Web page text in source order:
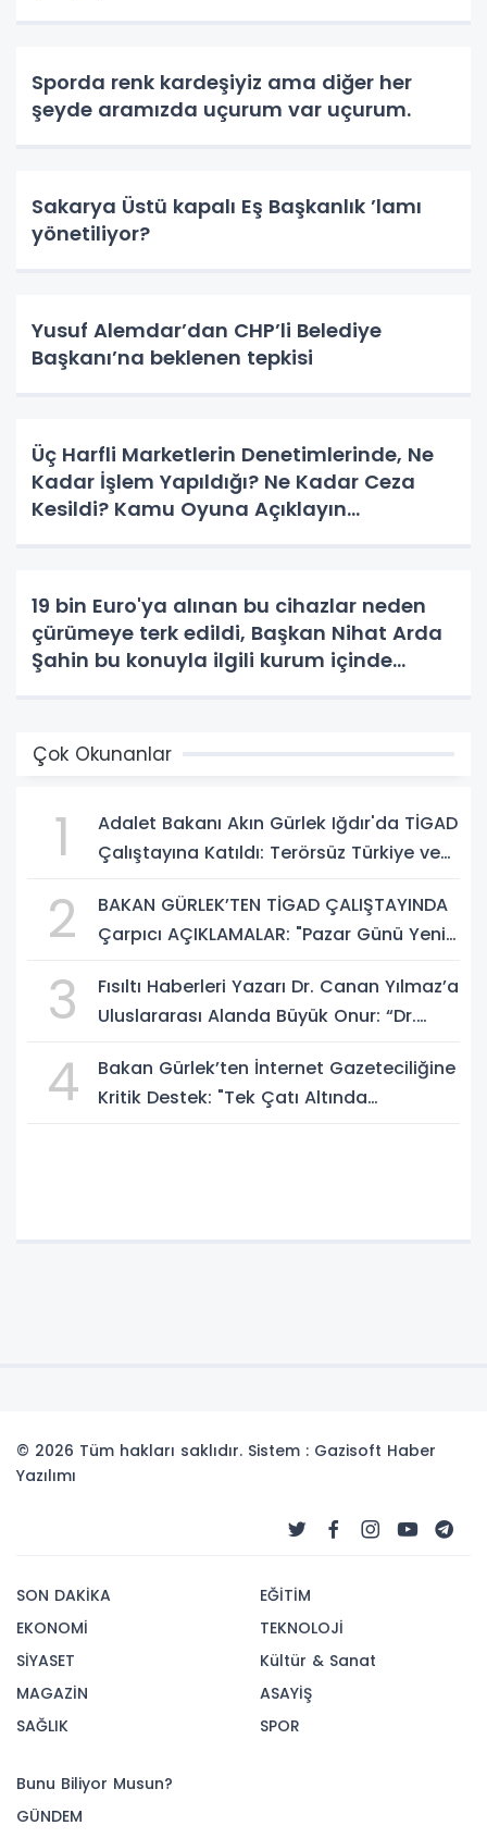
Sporda renk kardeşiyiz ama diğer her
şeyde aramızda uçurum var uçurum.
Sakarya Üstü kapalı Eş Başkanlık ’lamı
yönetiliyor?
Yusuf Alemdar’dan CHP’li Belediye
Başkanı’na beklenen tepkisi
Üç Harfli Marketlerin Denetimlerinde, Ne
Kadar İşlem Yapıldığı? Ne Kadar Ceza
Kesildi? Kamu Oyuna Açıklayın...
19 bin Euro'ya alınan bu cihazlar neden
çürümeye terk edildi, Başkan Nihat Arda
Şahin bu konuyla ilgili kurum içinde
Çok Okunanlar
1
Adalet Bakanı Akın Gürlek Iğdır'da TİGAD
Çalıştayına Katıldı: Terörsüz Türkiye ve
2
BAKAN GÜRLEK’TEN TİGAD ÇALIŞTAYINDA
Çarpıcı AÇIKLAMALAR: "Pazar Günü Yeni
3
Fısıltı Haberleri Yazarı Dr. Canan Yılmaz’a
Uluslararası Alanda Büyük Onur: “Dr.
4
Bakan Gürlek’ten İnternet Gazeteciliğine
Kritik Destek: "Tek Çatı Altında
© 2026 Tüm hakları saklıdır. Sistem : Gazisoft Haber
Yazılımı
SON DAKİKA
EKONOMİ
SİYASET
MAGAZİN
SAĞLIK
EĞİTİM
TEKNOLOJİ
Kültür & Sanat
ASAYİŞ
SPOR
Bunu Biliyor Musun?
GÜNDEM